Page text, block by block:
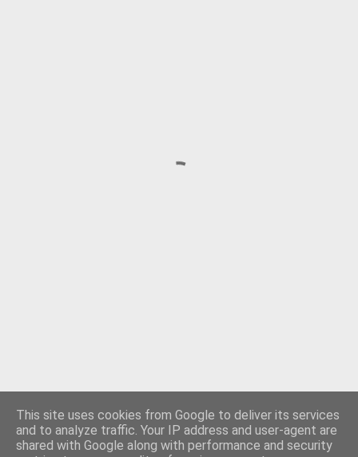
Använder Blogger
This site uses cookies from Google to deliver its services
and to analyze traffic. Your IP address and user-agent are
shared with Google along with performance and security